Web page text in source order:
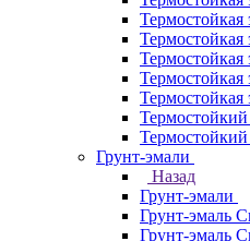
Грунт-эмали
Назад
Грунт-эмали
Грунт-эмаль
Грунт-эмаль